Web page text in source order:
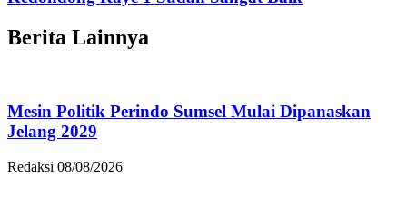
Berita Lainnya
Mesin Politik Perindo Sumsel Mulai Dipanaskan
Jelang 2029
Redaksi 08/08/2026